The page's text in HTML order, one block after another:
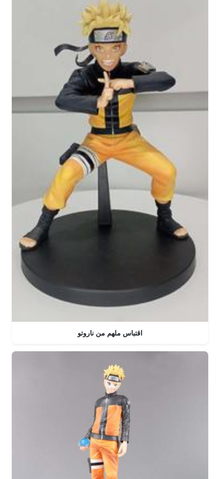
اقتباس ملهم من ناروتو